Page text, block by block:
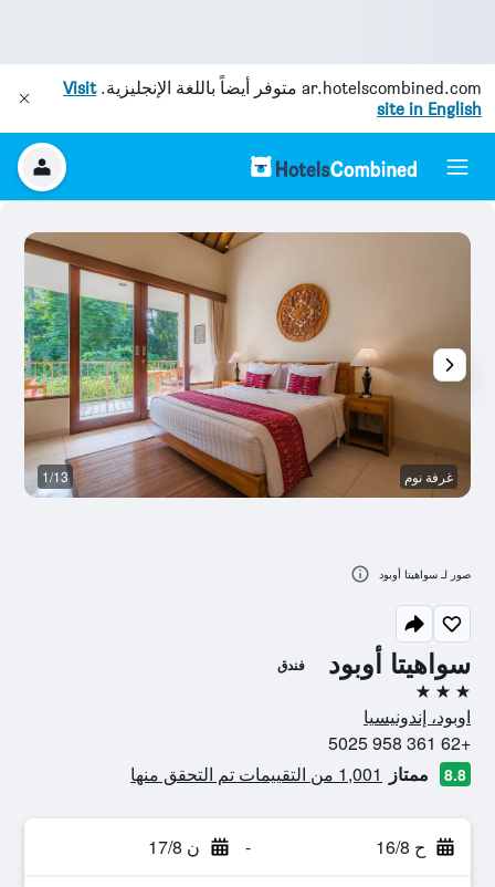
ar.hotelscombined.com متوفر أيضاً باللغة الإنجليزية.Visit
site in English
سواهيتا أوبود فندق
3 نجوم
اوبود، إندونيسيا
+62 361 958 5025
8.8 ممتاز 1,001 من التقييمات تم التحقق منها
ح 16/8 - ن 17/8
غرفة نوم 1/13
صور لـ سواهيتا أوبود